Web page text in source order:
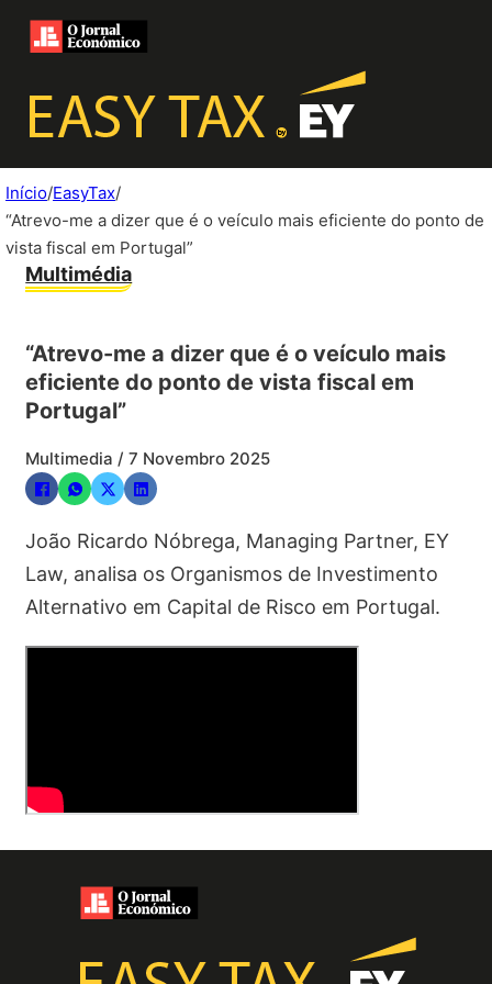
Início/EasyTax/
“Atrevo-me a dizer que é o veículo mais eficiente do ponto de
vista fiscal em Portugal”
Multimédia
“Atrevo-me a dizer que é o veículo mais
eficiente do ponto de vista fiscal em
Portugal”
Multimedia / 7 Novembro 2025
João Ricardo Nóbrega, Managing Partner, EY
Law, analisa os Organismos de Investimento
Alternativo em Capital de Risco em Portugal.